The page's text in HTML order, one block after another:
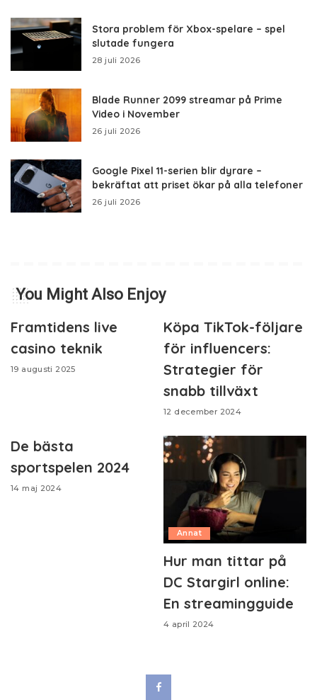
Stora problem för Xbox-spelare – spel
slutade fungera
28 juli 2026
Blade Runner 2099 streamar på Prime
Video i November
26 juli 2026
Google Pixel 11-serien blir dyrare –
bekräftat att priset ökar på alla telefoner
26 juli 2026
You Might Also Enjoy
Framtidens live
casino teknik
19 augusti 2025
Köpa TikTok-följare
för influencers:
Strategier för
snabb tillväxt
12 december 2024
De bästa
sportspelen 2024
14 maj 2024
Annat
Hur man tittar på
DC Stargirl online:
En streamingguide
4 april 2024